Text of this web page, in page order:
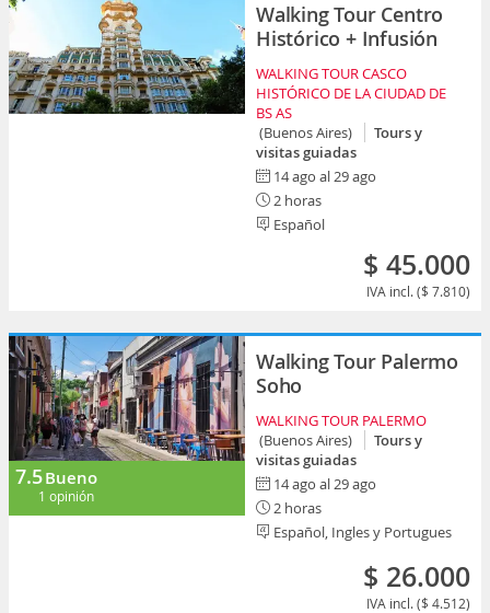
Walking Tour Centro
Histórico + Infusión
WALKING TOUR CASCO
HISTÓRICO DE LA CIUDAD DE
BS AS
(Buenos Aires)
Tours y
visitas guiadas
14 ago al 29 ago
2 horas
Español
$ 45.000
IVA incl. ($ 7.810)
7.5Bueno
1 opinión
Walking Tour Palermo
Soho
WALKING TOUR PALERMO
(Buenos Aires)
Tours y
visitas guiadas
14 ago al 29 ago
2 horas
Español, Ingles y Portugues
$ 26.000
IVA incl. ($ 4.512)